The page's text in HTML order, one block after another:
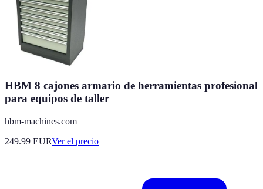
HBM 8 cajones armario de herramientas profesional
para equipos de taller
hbm-machines.com
249.99 EURVer el precio